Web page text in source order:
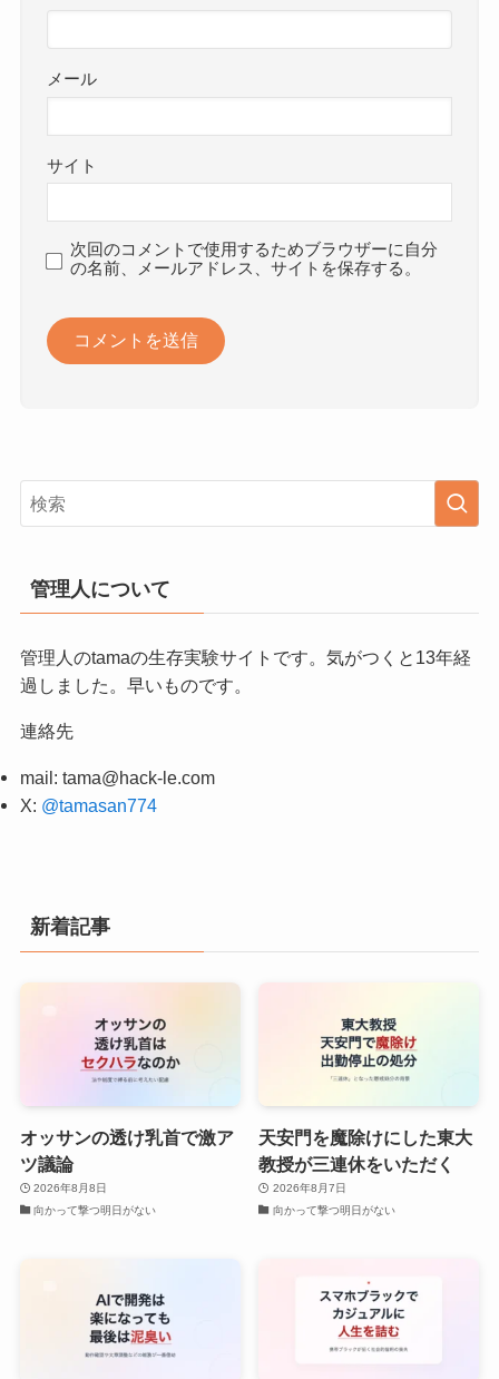
メール
サイト
次回のコメントで使用するためブラウザーに自分
の名前、メールアドレス、サイトを保存する。
管理人について
管理人のtamaの生存実験サイトです。気がつくと13年経
過しました。早いものです。
連絡先
mail: tama@hack-le.com
X: @tamasan774
新着記事
オッサンの透け乳首で激ア
ツ議論
2026年8月8日
向かって撃つ明日がない
天安門を魔除けにした東大
教授が三連休をいただく
2026年8月7日
向かって撃つ明日がない